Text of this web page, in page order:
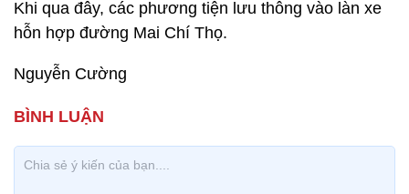
Khi qua đây, các phương tiện lưu thông vào làn xe
hỗn hợp đường Mai Chí Thọ.
Nguyễn Cường